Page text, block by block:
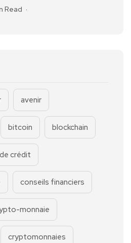
Read
avenir
bitcoin blockchain
crédit
conseils financiers
monnaie
cryptomonnaies